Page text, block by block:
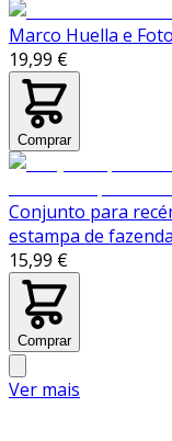
Marco Huella e
19,99 €
Comprar
Conjunto para
estampa de
15,99 €
Comprar
Ver mais